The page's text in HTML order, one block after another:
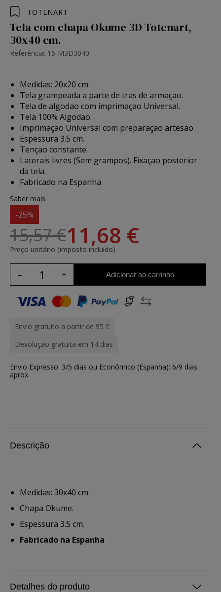
TOTENART
Tela com chapa Okume 3D Totenart,
30x40 cm.
Referência: 16-M3D3040
Medidas: 20x20 cm.
Tela grampeada a parte de tras de armaçao.
Tela de algodao com imprimaçao Universal.
Tela 100% Algodao.
Imprimaçao Universal com preparaçao artesao.
Espessura 3.5 cm.
Tençao constante.
Laterais livres (Sem grampos). Fixaçao posterior
da tela.
Fabricado na Espanha
Saber mais
-25%
15,57 €11,68 €
Preço unitário (imposto incluído)
Adicionar ao carrinho
Envio gratuito a partir de 95 €
Devolução gratuita em 14 dias
Envio Expresso: 3/5 dias ou Econômico (Espanha): 6/9 dias
aprox.
Descrição
Medidas: 30x40 cm.
Chapa Okume.
Espessura 3.5 cm.
Fabricado na Espanha
Detalhes do produto